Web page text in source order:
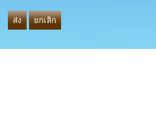
ส่ง ยกเลิก